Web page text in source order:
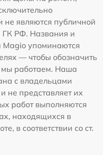
не являются публичной
ГК РФ. Названия и
Magio упоминаются
— чтобы обозначить
мы работаем. Наша
с владельцами
не представляет их
работ выполняются
находящихся в
в соответствии со ст.